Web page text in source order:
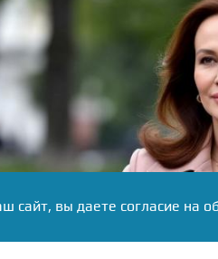
сайт, вы даете согласие на